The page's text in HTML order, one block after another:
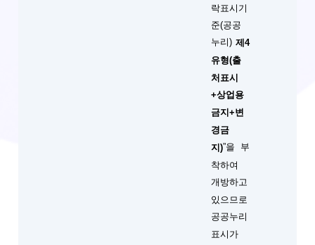
락표시기
준(공공
누리) 제4
유형(출
처표시
+상업용
금지+변
경금
지)”을 부
착하여
개방하고
있으므로
공공누리
표시가